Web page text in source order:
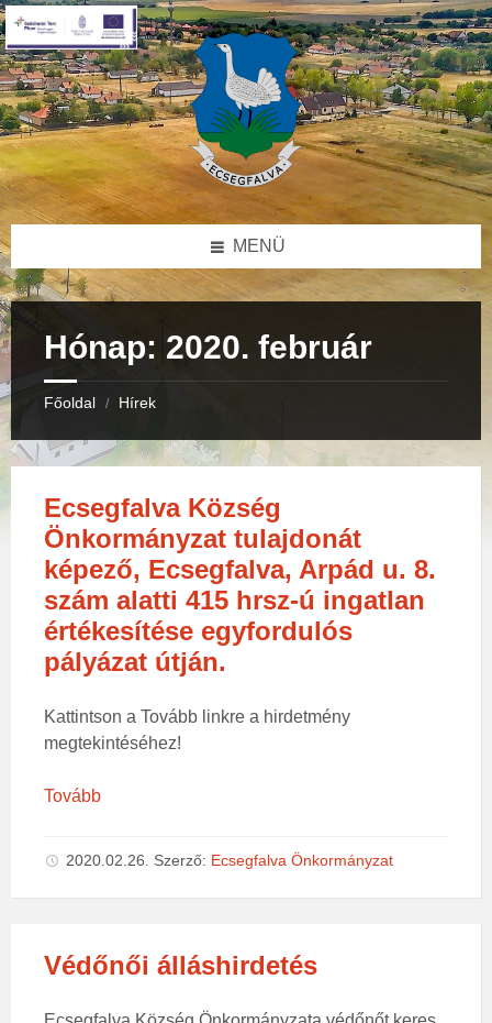
Skip
to
content
Skip
to
right
sidebar
Skip
to
footer
MENÜ
Hónap: 2020. február
Főoldal / Hírek
Ecsegfalva Község
Önkormányzat tulajdonát
képező, Ecsegfalva, Arpád u. 8.
szám alatti 415 hrsz-ú ingatlan
értékesítése egyfordulós
pályázat útján.
Kattintson a Tovább linkre a hirdetmény
megtekintéséhez!
Tovább
2020.02.26. Szerző: Ecsegfalva Önkormányzat
Védőnői álláshirdetés